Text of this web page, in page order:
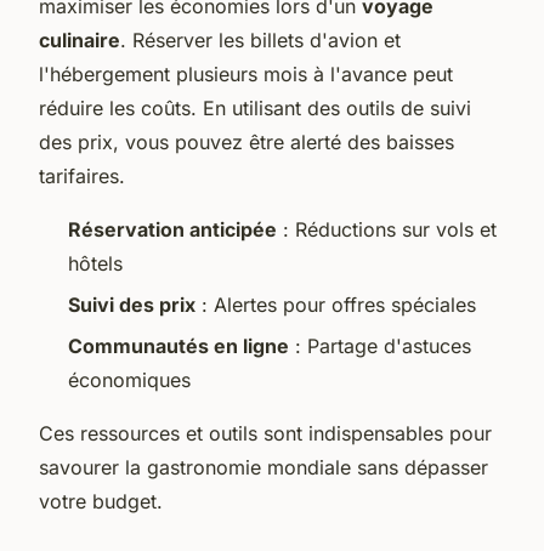
maximiser les économies lors d'un voyage
culinaire. Réserver les billets d'avion et
l'hébergement plusieurs mois à l'avance peut
réduire les coûts. En utilisant des outils de suivi
des prix, vous pouvez être alerté des baisses
tarifaires.
Réservation anticipée : Réductions sur vols et
hôtels
Suivi des prix : Alertes pour offres spéciales
Communautés en ligne : Partage d'astuces
économiques
Ces ressources et outils sont indispensables pour
savourer la gastronomie mondiale sans dépasser
votre budget.